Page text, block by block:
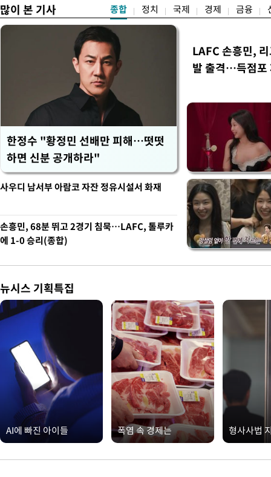
많이 본 기사 종합 정치 국제 경제 금융
한정수 "황정민 선배만 피해…떳떳
하면 신분 공개하라"
LAFC 손흥민,
발 출격…득점포
사우디 남서부 아람코 자잔 정유시설서 화재
손흥민, 68분 뛰고 2경기 침묵…LAFC, 톨루카
에 1-0 승리(종합)
뉴시스 기획특집
AI에 빠진 아이들 폭염 속 경제는 형사사법